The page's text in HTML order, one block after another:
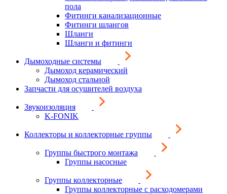
пола
Фитинги канализационные
Фитинги шлангов
Шланги
Шланги и фитинги
Дымоходные системы
Дымоход керамический
Дымоход стальной
Запчасти для осушителей воздуха
Звукоизоляция
K-FONIK
Коллекторы и коллекторные группы
Группы быстрого монтажа
Группы насосные
Группы коллекторные
Группы коллекторные с расходомерами